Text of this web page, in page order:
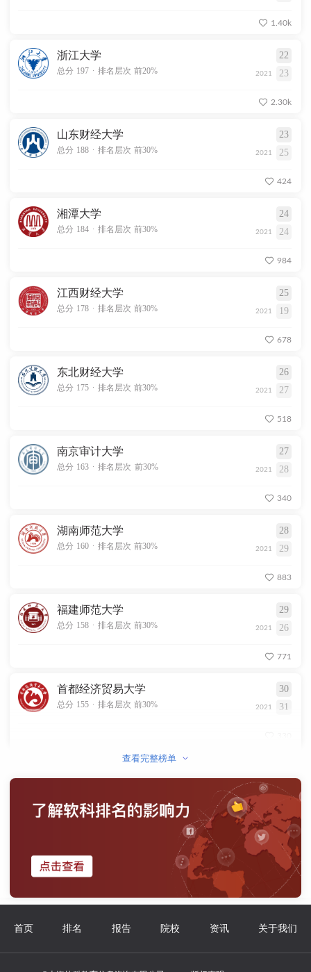
1.40k
浙江大学 22
总分 197 . 排名层次 前20% 2021 23
2.30k
山东财经大学 23
总分 188 . 排名层次 前30% 2021 25
424
湘潭大学 24
总分 184 . 排名层次 前30% 2021 24
984
江西财经大学 25
总分 178 . 排名层次 前30% 2021 19
678
东北财经大学 26
总分 175 . 排名层次 前30% 2021 27
518
南京审计大学 27
总分 163 . 排名层次 前30% 2021 28
340
湖南师范大学 28
总分 160 . 排名层次 前30% 2021 29
883
福建师范大学 29
总分 158 . 排名层次 前30% 2021 26
771
首都经济贸易大学 30
总分 155 . 排名层次 前30% 2021 31
查看完整榜单
首页 排名 报告 院校 资讯 关于我们